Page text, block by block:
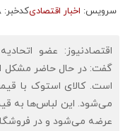
سرویس: اخبار اقتصادیکدخبر: ۷۵۰۹۳۸
اقتصادنیوز: عضو
گفت: در حال حاضر مشکل
است. کالای استوک با
می‌شود. این لباس‌ها به
عرضه می‌شود و در